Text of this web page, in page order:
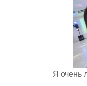
Я очень